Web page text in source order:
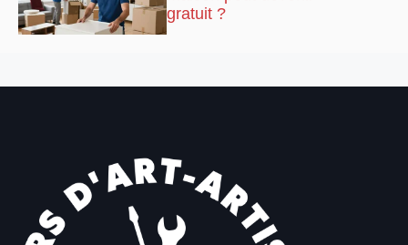
gratuit ?